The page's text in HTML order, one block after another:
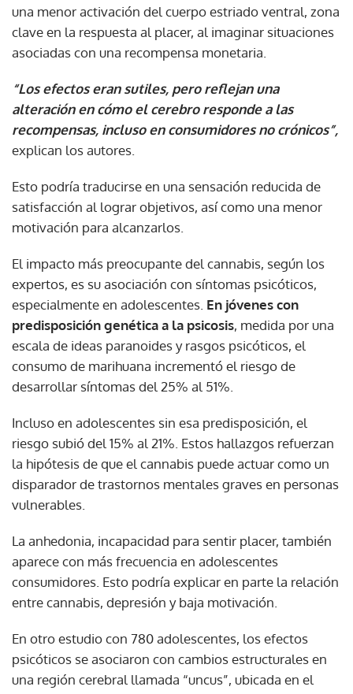
una menor activación del cuerpo estriado ventral, zona
clave en la respuesta al placer, al imaginar situaciones
asociadas con una recompensa monetaria.
“Los efectos eran sutiles, pero reflejan una
alteración en cómo el cerebro responde a las
recompensas, incluso en consumidores no crónicos”,
explican los autores.
Esto podría traducirse en una sensación reducida de
satisfacción al lograr objetivos, así como una menor
motivación para alcanzarlos.
El impacto más preocupante del cannabis, según los
expertos, es su asociación con síntomas psicóticos,
especialmente en adolescentes. En jóvenes con
predisposición genética a la psicosis, medida por una
escala de ideas paranoides y rasgos psicóticos, el
consumo de marihuana incrementó el riesgo de
desarrollar síntomas del 25% al 51%.
Incluso en adolescentes sin esa predisposición, el
riesgo subió del 15% al 21%. Estos hallazgos refuerzan
la hipótesis de que el cannabis puede actuar como un
disparador de trastornos mentales graves en personas
vulnerables.
La anhedonia, incapacidad para sentir placer, también
aparece con más frecuencia en adolescentes
consumidores. Esto podría explicar en parte la relación
entre cannabis, depresión y baja motivación.
En otro estudio con 780 adolescentes, los efectos
psicóticos se asociaron con cambios estructurales en
una región cerebral llamada “uncus”, ubicada en el